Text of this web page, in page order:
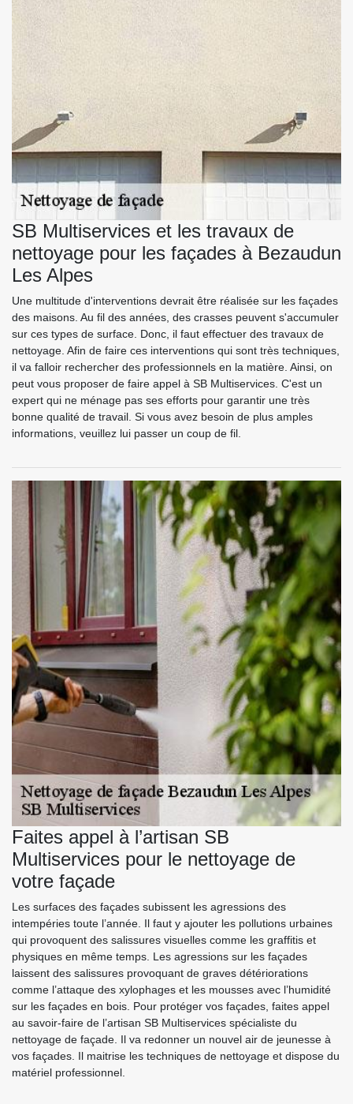
SB Multiservices et les travaux de
nettoyage pour les façades à Bezaudun
Les Alpes
Une multitude d'interventions devrait être réalisée sur les façades
des maisons. Au fil des années, des crasses peuvent s'accumuler
sur ces types de surface. Donc, il faut effectuer des travaux de
nettoyage. Afin de faire ces interventions qui sont très techniques,
il va falloir rechercher des professionnels en la matière. Ainsi, on
peut vous proposer de faire appel à SB Multiservices. C'est un
expert qui ne ménage pas ses efforts pour garantir une très
bonne qualité de travail. Si vous avez besoin de plus amples
informations, veuillez lui passer un coup de fil.
Faites appel à l’artisan SB
Multiservices pour le nettoyage de
votre façade
Les surfaces des façades subissent les agressions des
intempéries toute l’année. Il faut y ajouter les pollutions urbaines
qui provoquent des salissures visuelles comme les graffitis et
physiques en même temps. Les agressions sur les façades
laissent des salissures provoquant de graves détériorations
comme l’attaque des xylophages et les mousses avec l’humidité
sur les façades en bois. Pour protéger vos façades, faites appel
au savoir-faire de l’artisan SB Multiservices spécialiste du
nettoyage de façade. Il va redonner un nouvel air de jeunesse à
vos façades. Il maitrise les techniques de nettoyage et dispose du
matériel professionnel.